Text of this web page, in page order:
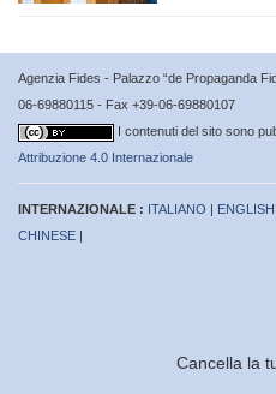
Agenzia Fides - Palazzo “de Propaganda
06-69880115 - Fax +39-06-69880107
I contenuti del sito sono
Attribuzione 4.0 Internazionale
INTERNAZIONALE : ITALIANO | ENGLISH
CHINESE |
Cancella la